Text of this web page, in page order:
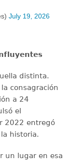
July 19, 2026
distinta.
consagración
a 24
el
2022 entregó
historia.
un lugar en esa